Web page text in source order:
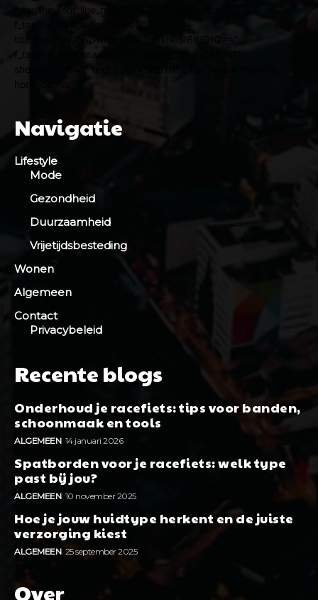
f_tagline_font_line_height="1.2" ttl_tag_space="0"
f_tagline_font_weight="500"
tdc_css="eyJhbGwiOnsiZGlzcGxheSI6IiJ9fQ=="
f_tagline_font_spacing="1" tagline_color="#ffffff"
show_tagline="" text_color="#ffffff" align_horiz="content-
Navigatie
Lifestyle
Mode
Gezondheid
Duurzaamheid
Vrijetijdsbesteding
Wonen
Algemeen
Contact
Privacybeleid
Recente blogs
Onderhoud je racefiets: tips voor banden,
schoonmaak en tools
ALGEMEEN 14 januari 2026
Spatborden voor je racefiets: welk type
past bij jou?
ALGEMEEN 10 november 2025
Hoe je jouw huidtype herkent en de juiste
verzorging kiest
ALGEMEEN 25 september 2025
Over